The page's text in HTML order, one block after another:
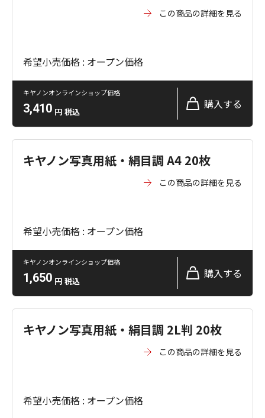
この商品の詳細を見る
希望小売価格 : オープン価格
キヤノンオンラインショップ価格
3,410 円 税込
購入する
キヤノン写真用紙・絹目調 A4 20枚
この商品の詳細を見る
希望小売価格 : オープン価格
キヤノンオンラインショップ価格
1,650 円 税込
購入する
キヤノン写真用紙・絹目調 2L判 20枚
この商品の詳細を見る
希望小売価格 : オープン価格